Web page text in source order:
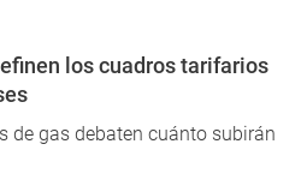
los cuadros tarifarios
de gas debaten cuánto subirán